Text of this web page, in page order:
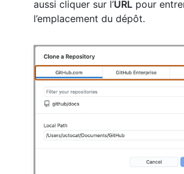
aussi cliquer sur l’URL pour
l’emplacement du dépôt.